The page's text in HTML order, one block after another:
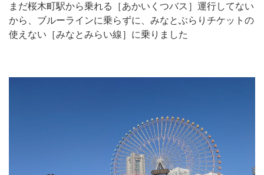
まだ桜木町駅から乗れる［あかいくつバス］運行してない
から、ブルーラインに乗らずに、みなとぶらりチケットの
使えない［みなとみらい線］に乗りました